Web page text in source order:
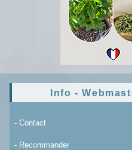
Info -
- Contact
- Recommander